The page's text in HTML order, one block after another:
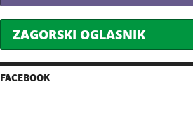
ZAGORSKI OGLASNIK
FACEBOOK